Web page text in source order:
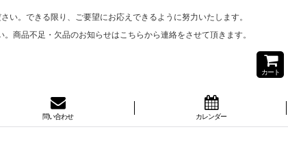
。できる限り、ご要望にお応えできるように努力いたします。
商品不足・欠品のお知らせはこちらから連絡をさせて頂きます。
カート
問い合わせ カレンダー